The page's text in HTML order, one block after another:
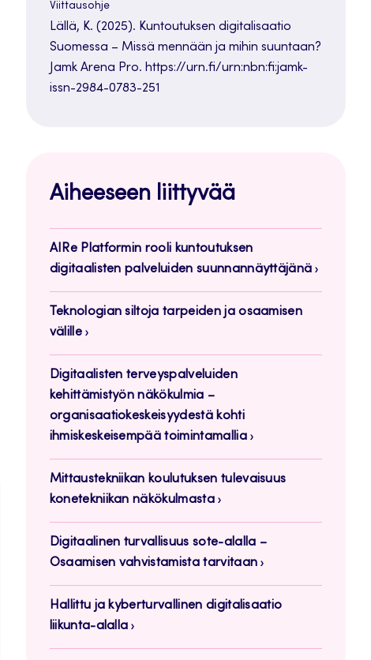
Viittausohje
Lällä, K. (2025). Kuntoutuksen digitalisaatio
Suomessa – Missä mennään ja mihin suuntaan?
Jamk Arena Pro. https://urn.fi/urn:nbn:fi:jamk-
issn-2984-0783-251
Aiheeseen liittyvää
AIRe Platformin rooli kuntoutuksen
digitaalisten palveluiden suunnannäyttäjänä
Teknologian siltoja tarpeiden ja osaamisen
välille
Digitaalisten terveyspalveluiden
kehittämistyön näkökulmia –
organisaatiokeskeisyydestä kohti
ihmiskeskeisempää toimintamallia
Mittaustekniikan koulutuksen tulevaisuus
konetekniikan näkökulmasta
Digitaalinen turvallisuus sote-alalla –
Osaamisen vahvistamista tarvitaan
Hallittu ja kyberturvallinen digitalisaatio
liikunta-alalla